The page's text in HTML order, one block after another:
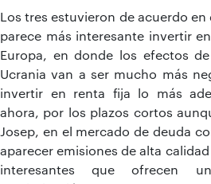
Los tres estuvieron de acuerdo
parece más interesante invertir
Europa, en donde los efectos
Ucrania van a ser mucho más
invertir en renta fija lo más
ahora, por los plazos cortos
Josep, en el mercado de deuda
aparecer emisiones de alta
interesantes que ofrecen